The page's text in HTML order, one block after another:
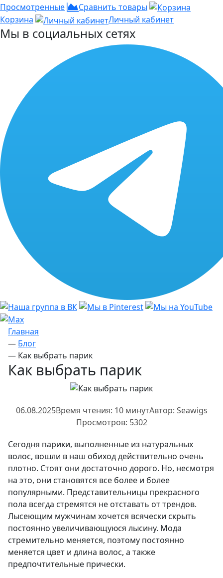
Просмотренные
Сравнить товары
Корзина
Личный кабинет
Мы в социальных сетях
Главная
— Блог
— Как выбрать парик
Как выбрать парик
06.08.2025Время чтения: 10 минутАвтор: Seawigs
Просмотров: 5302
Сегодня парики, выполненные из натуральных
волос, вошли в наш обиход действительно очень
плотно. Стоят они достаточно дорого. Но, несмотря
на это, они становятся все более и более
популярными. Представительницы прекрасного
пола всегда стремятся не отставать от трендов.
Лысеющим мужчинам хочется всячески скрыть
постоянно увеличивающуюся лысину. Мода
стремительно меняется, поэтому постоянно
меняется цвет и длина волос, а также
предпочтительные прически.